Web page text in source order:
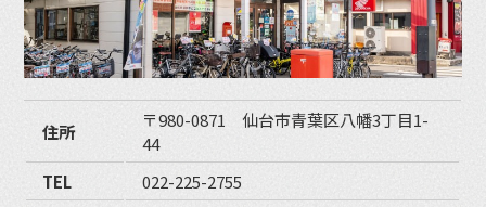
住所
〒980-0871 仙台市青葉区八幡3丁目1-
44
TEL
022-225-2755